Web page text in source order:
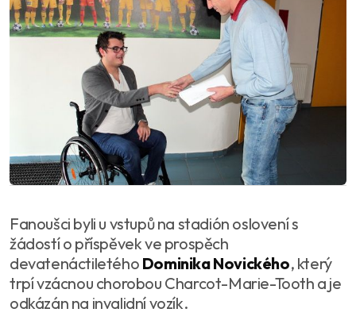
Fanoušci byli u vstupů na stadión oslovení s
žádostí o příspěvek ve prospěch
devatenáctiletého Dominika Novického, který
trpí vzácnou chorobou Charcot-Marie-Tooth a je
odkázán na invalidní vozík.